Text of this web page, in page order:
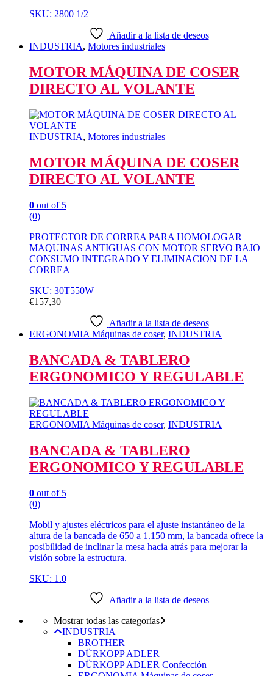
SKU: 2800 1/2
Añadir a la lista de deseos
INDUSTRIA, Motores industriales
MOTOR MÁQUINA DE COSER
DIRECTO AL VOLANTE
INDUSTRIA, Motores industriales
MOTOR MÁQUINA DE COSER
DIRECTO AL VOLANTE
0 out of 5
(0)
PROTECTOR DE CORREA PARA HOMOLOGAR
MAQUINAS ANTIGUAS CON MOTOR SERVO BAJO
CONSUMO INTEGRADO Y ELIMINACION DE LA
CORREA
SKU: 30T550W
€157,30
Añadir a la lista de deseos
ERGONOMIA Máquinas de coser, INDUSTRIA
BANCADA & TABLERO
ERGONOMICO Y REGULABLE
ERGONOMIA Máquinas de coser, INDUSTRIA
BANCADA & TABLERO
ERGONOMICO Y REGULABLE
0 out of 5
(0)
Mobil y ajustes eléctricos para el ajuste instantáneo de la
altura de la bancada de 650 a 1.150 mm, la bancada ofrece la
posibilidad de inclinar la mesa hacia atrás para mejorar la
visión sobre la estructura.
SKU: 1.0
Añadir a la lista de deseos
Mostrar todas las categorías
INDUSTRIA
BROTHER
DÜRKOPP ADLER
DÜRKOPP ADLER Confección